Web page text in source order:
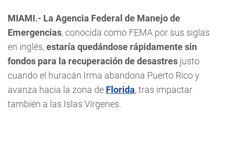
MIAMI.- La Agencia Federal de Manejo de
Emergencias, conocida como FEMA por sus siglas
en inglés,estaría quedándose rápidamente sin
fondos para la recuperación de desastres justo
cuando el huracán Irma abandona Puerto Rico y
avanza hacia la zona de Florida, tras impactar
también a las Islas Vírgenes.